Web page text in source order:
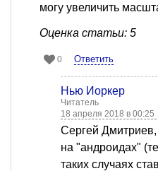
могу увеличить
Оценка статьи: 5
0 Ответить
Нью Йоркер
Читатель
18 апреля 2018 в 00:25
Сергей
на "андроидах"
таких случаях